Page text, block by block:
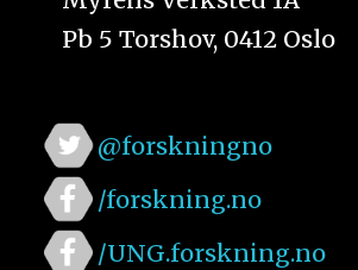
Pb 5 Torshov, 0412 Oslo
@forskningno
/forskning.no
/UNG.forskning.no